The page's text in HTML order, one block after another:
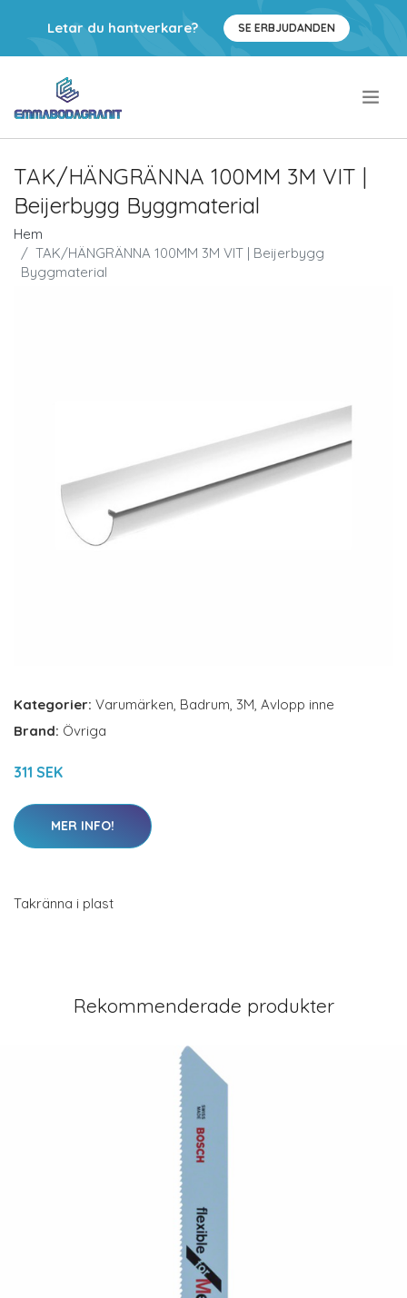
Letar du hantverkare? SE ERBJUDANDEN
TAK/HÄNGRÄNNA 100MM 3M VIT |
Beijerbygg Byggmaterial
Hem
TAK/HÄNGRÄNNA 100MM 3M VIT | Beijerbygg
Byggmaterial
Kategorier: Varumärken, Badrum, 3M, Avlopp inne
Brand: Övriga
311 SEK
MER INFO!
Takränna i plast
Rekommenderade produkter